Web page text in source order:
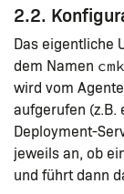
2.2.
Das eigentliche
dem Namen
wird vom
aufgerufen (z.B.
Deployment-
jeweils an, ob
und führt dann